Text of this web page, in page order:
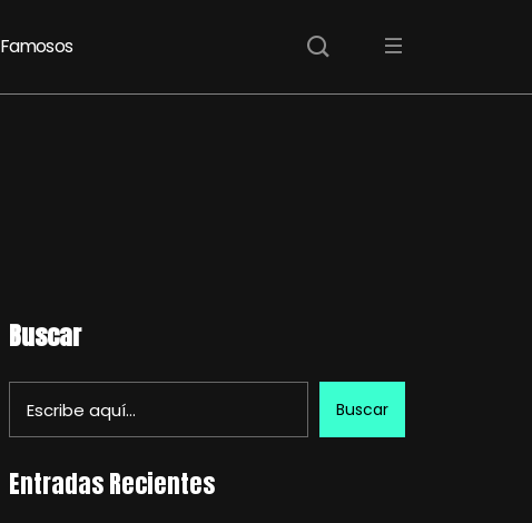
Famosos
Buscar
Buscar
Entradas Recientes